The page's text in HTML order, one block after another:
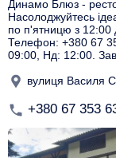
Динамо Блюз -
Насолоджуйтесь
по п'ятницю з 12:00
Телефон: +380 67
09:00, Нд: 12:00.
вулиця Василя
+380 67 353